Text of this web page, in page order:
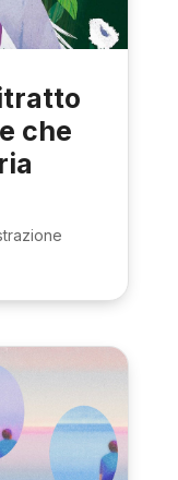
che